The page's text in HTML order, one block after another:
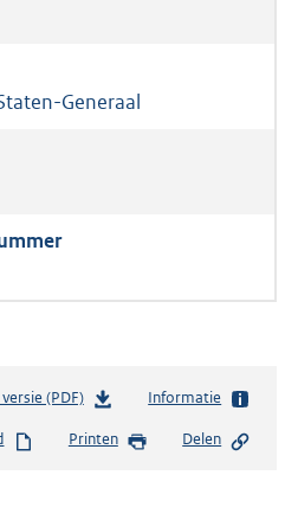
Generaal
(PDF)b
s
Informatie
Printen Delen